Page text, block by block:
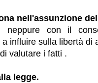
nell'assunzione
neppure con il
influire sulla libertà di
valutare i fatti .
legge.